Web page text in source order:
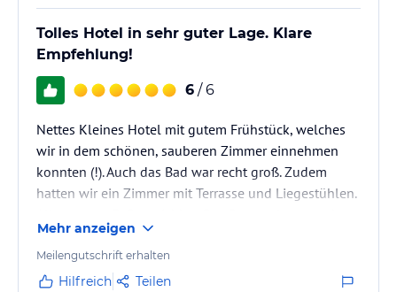
Tolles Hotel in sehr guter Lage. Klare
Empfehlung!
6 / 6
Nettes Kleines Hotel mit gutem Frühstück, welches
wir in dem schönen, sauberen Zimmer einnehmen
konnten (!). Auch das Bad war recht groß. Zudem
hatten wir ein Zimmer mit Terrasse und Liegestühlen.
sehr freundlich. Klare Empfehlung!
Mehr anzeigen
Meilengutschrift erhalten
Hilfreich Teilen